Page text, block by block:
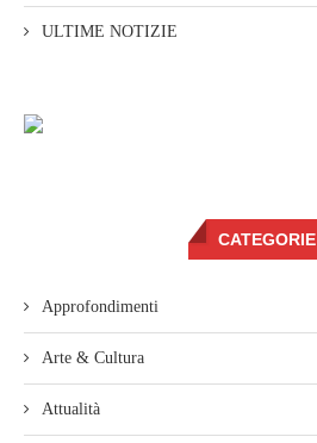
ULTIME NOTIZIE
CATEGORIE
Approfondimenti
Arte & Cultura
Attualità